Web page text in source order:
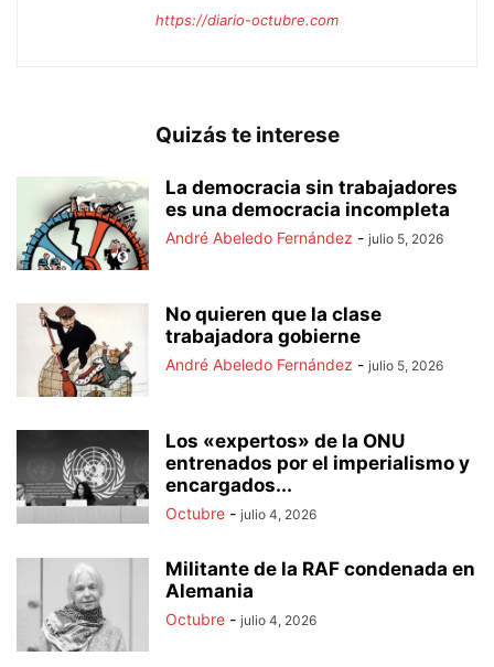
https://diario-octubre.com
Quizás te interese
La democracia sin trabajadores
es una democracia incompleta
André Abeledo Fernández - julio 5, 2026
No quieren que la clase
trabajadora gobierne
André Abeledo Fernández - julio 5, 2026
Los «expertos» de la ONU
entrenados por el imperialismo y
encargados...
Octubre - julio 4, 2026
Militante de la RAF condenada en
Alemania
Octubre - julio 4, 2026